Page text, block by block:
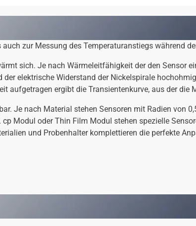
zur Messung des Temperaturanstiegs während
sich. Je nach Wärmeleitfähigkeit der den Sensor
elektrische Widerstand der Nickelspirale
aufgetragen ergibt die Transientenkurve, aus der die
Je nach Material stehen Sensoren mit Radien von
Modul oder Thin Film Modul stehen spezielle
und Probenhalter komplettieren die perfekte